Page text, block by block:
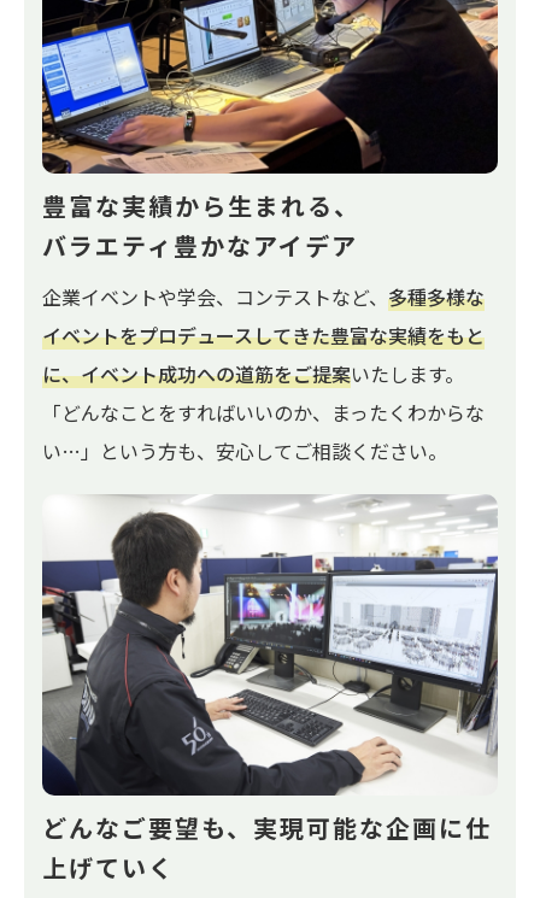
豊富な実績から生まれる、
バラエティ豊かなアイデア
企業イベントや学会、コンテストなど、 多種多様な
イベントをプロデュースしてきた豊富な実績をもと
に、イベント成功への道筋をご提案いたします。
「どんなことをすればいいのか、まったくわからな
い…」という方も、安心してご相談ください。
どんなご要望も、実現可能な企画に仕
上げていく